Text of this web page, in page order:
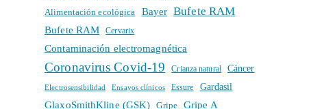
Alimentación ecológica Bayer Bufete RAM
Bufete RAM Cervarix
Contaminación electromagnética
Coronavirus Covid-19 Crianza natural Cáncer
Electrosensibilidad Ensayos clínicos Essure Gardasil
GlaxoSmithKline (GSK) Gripe Gripe A